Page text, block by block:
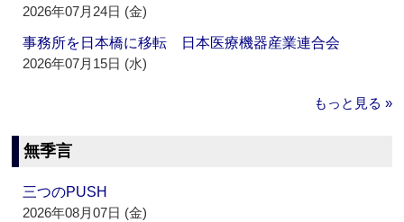
2026年07月24日 (金)
事務所を日本橋に移転 日本医療機器産業連合会
2026年07月15日 (水)
もっと見る »
無季言
三つのPUSH
2026年08月07日 (金)